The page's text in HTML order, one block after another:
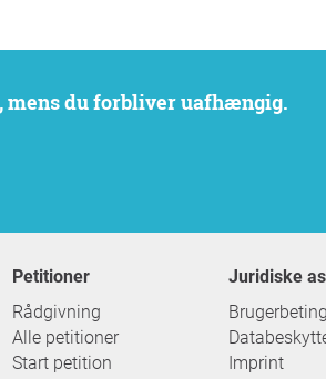
mens du forbliver uafhængig.
Petitioner
Rådgivning
Alle petitioner
Start petition
Juridiske
Imprint